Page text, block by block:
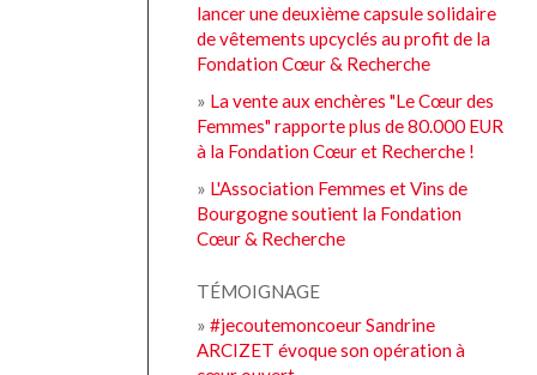
lancer une deuxième capsule solidaire
de vêtements upcyclés au profit de la
Fondation Cœur & Recherche
» La vente aux enchères "Le Cœur des
Femmes" rapporte plus de 80.000 EUR
à la Fondation Cœur et Recherche !
» L'Association Femmes et Vins de
Bourgogne soutient la Fondation
Cœur & Recherche
TÉMOIGNAGE
»#jecoutemoncoeur Sandrine
ARCIZET évoque son opération à